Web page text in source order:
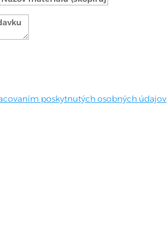
poskytnutých osobných údajov